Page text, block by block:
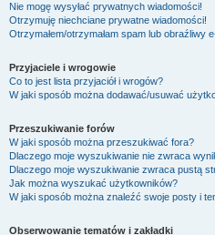
Nie mogę wysyłać prywatnych wiadomości!
Otrzymuję niechciane prywatne wiadomości!
Otrzymałem/otrzymałam spam lub obraźliwy
Przyjaciele i wrogowie
Co to jest lista przyjaciół i wrogów?
W jaki sposób można dodawać/usuwać
Przeszukiwanie forów
W jaki sposób można przeszukiwać fora?
Dlaczego moje wyszukiwanie nie zwraca
Dlaczego moje wyszukiwanie zwraca pustą
Jak można wyszukać użytkowników?
W jaki sposób można znaleźć swoje posty i
Obserwowanie tematów i zakładki